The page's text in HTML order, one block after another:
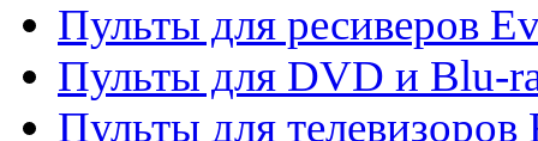
Пульты для ресиверов
Пульты для DVD и Blu-
Пульты для телевизоров